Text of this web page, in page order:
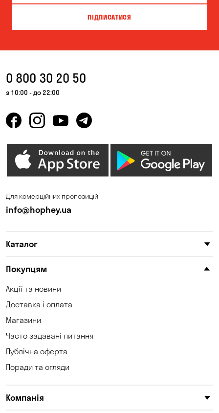
ПІДПИСАТИСЯ
0 800 30 20 50
з 10:00 - до 22:00
Для комерційних пропозицій
info@hophey.ua
Каталог
Покупцям
Акції та новини
Доставка і оплата
Магазини
Часто задавані питання
Публічна оферта
Поради та огляди
Компанія